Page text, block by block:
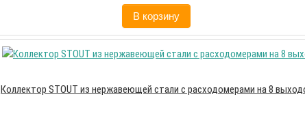
В корзину
Коллектор STOUT из нержавеющей стали с расходомерами на 8